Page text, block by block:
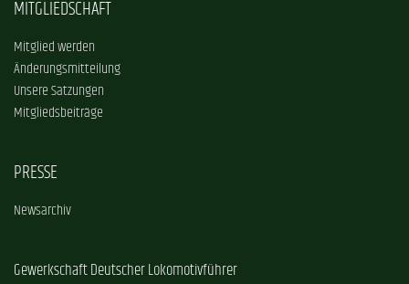
MITGLIEDSCHAFT
Mitglied werden
Änderungsmitteilung
Unsere Satzungen
Mitgliedsbeiträge
PRESSE
Newsarchiv
Gewerkschaft Deutscher Lokomotivführer